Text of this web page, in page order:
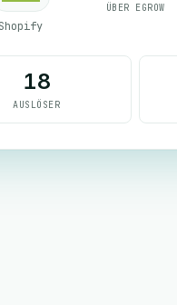
ÜBER EGROW
18
AUSLÖSER